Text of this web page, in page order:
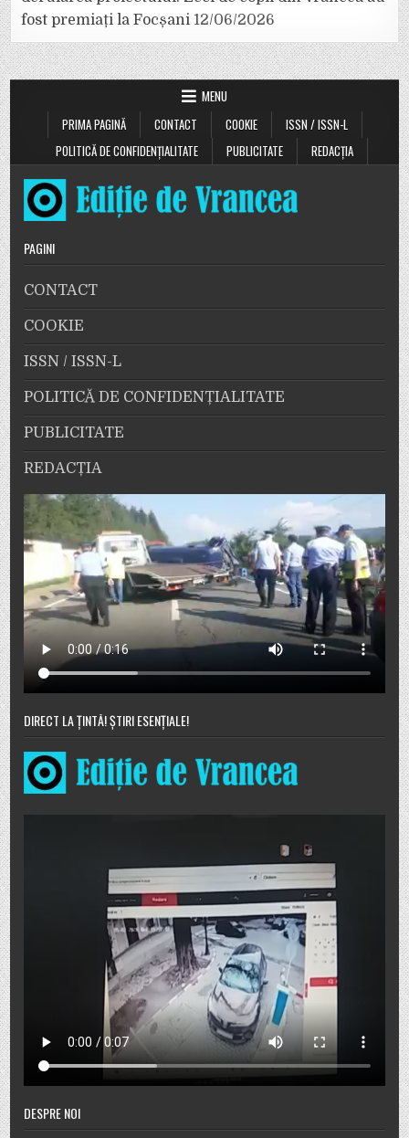
fost premiați la Focșani 12/06/2026
MENU
PRIMA PAGINĂ
CONTACT COOKIE
ISSN / ISSN-L
POLITICĂ DE CONFIDENȚIALITATE
PUBLICITATE REDACȚIA
PAGINI
CONTACT
COOKIE
ISSN / ISSN-L
POLITICĂ DE CONFIDENȚIALITATE
PUBLICITATE
REDACȚIA
DIRECT LA ȚINTĂ! ȘTIRI ESENȚIALE!
DESPRE NOI